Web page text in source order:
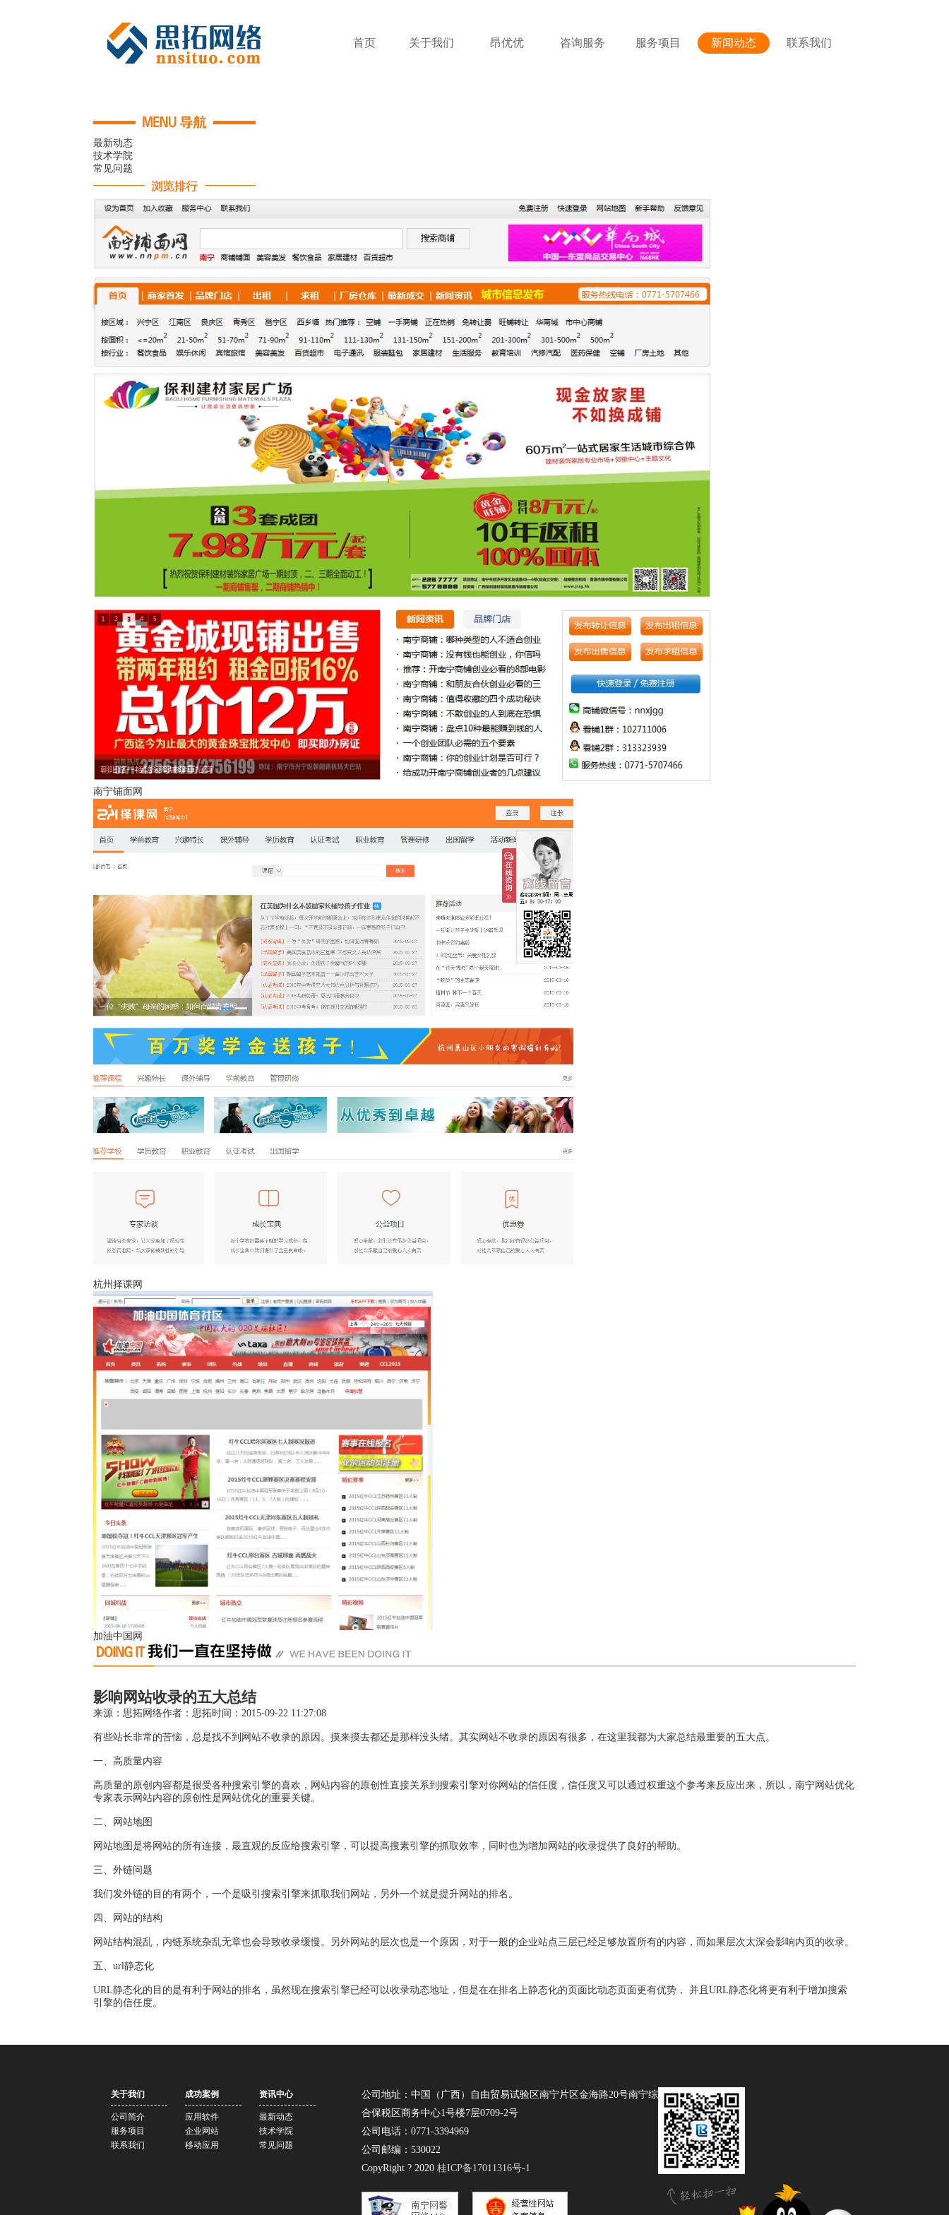
首页 关于我们 昂优优 咨询服务 服务项目 新闻动态 联系我们
最新动态
技术学院
常见问题
南宁铺面网
杭州择课网
加油中国网
影响网站收录的五大总结
来源：思拓网络作者：思拓时间：2015-09-22 11:27:08
有些站长非常的苦恼，总是找不到网站不收录的原因。摸来摸去都还是那样没头绪。其实网站不收录的原因有很多，在这里我都为大家总结最重要的五大点。
一、高质量内容
高质量的原创内容都是很受各种搜索引擎的喜欢，网站内容的原创性直接关系到搜索引擎对你网站的信任度，信任度又可以通过权重这个参考来反应出来，所以， 南宁网站优化
专家表示网站内容的原创性是网站优化的重要关键。
二、网站地图
网站地图是将网站的所有连接，最直观的反应给搜索引擎，可以提高搜素引擎的抓取效率，同时也为增加网站的收录提供了良好的帮助。
三、外链问题
我们发外链的目的有两个，一个是吸引搜索引擎来抓取我们网站，另外一个就是提升网站的排名。
四、网站的结构
网站结构混乱，内链系统杂乱无章也会导致收录缓慢。另外网站的层次也是一个原因，对于一般的企业站点三层已经足够放置所有的内容，而如果层次太深会影响内页的收录。
五、 url静态化
URL静态化的目的是有利于网站的排名，虽然现在搜索引擎已经可以收录动态地址，但是在在排名上静态化的页面比动态页面更有优势， 并且 URL静态化将更有利于增加搜索
引擎的信任度。
关于我们
公司简介
服务项目
联系我们
成功案例
应用软件
企业网站
移动应用
资讯中心
最新动态
技术学院
常见问题
公司地址：中国（广西）自由贸易试验区南宁片区金海路20号南宁综
合保税区商务中心1号楼7层0709-2号
公司电话：0771-3394969
公司邮编：530022
CopyRight ? 2020 桂ICP备17011316号-1